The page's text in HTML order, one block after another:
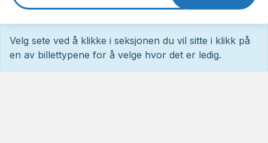
Velg sete ved å klikke i seksjonen du vil sitte i klikk på
en av billettypene for å velge hvor det er ledig.